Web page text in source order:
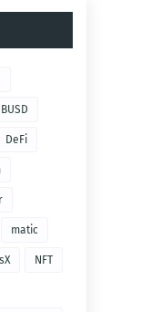
BUSD
DeFi
matic
NFT